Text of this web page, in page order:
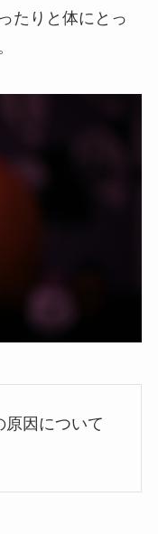
たりと体にとっ
因について